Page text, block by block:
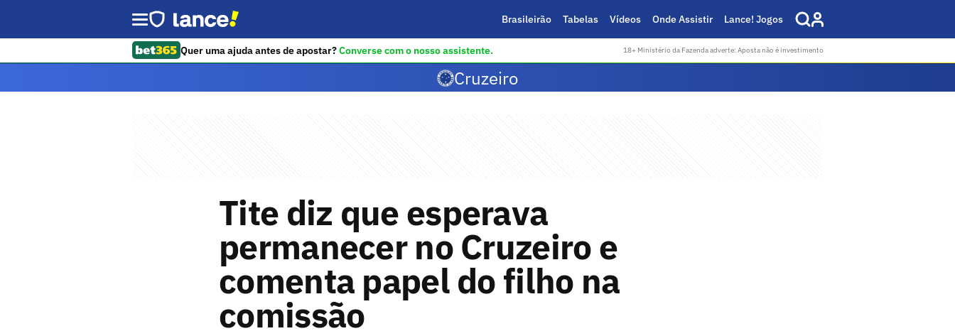
Brasileirão Tabelas Vídeos Onde Assistir Lance! Jogos
Quer uma ajuda antes de apostar?Converse com o nosso assistente. 18+ Ministério da Fazenda adverte: Aposta não é investimento
Cruzeiro
Tite diz que esperava
permanecer no Cruzeiro e
comenta papel do filho na
comissão